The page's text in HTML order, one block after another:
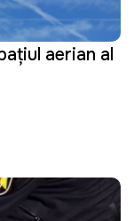
aerian al